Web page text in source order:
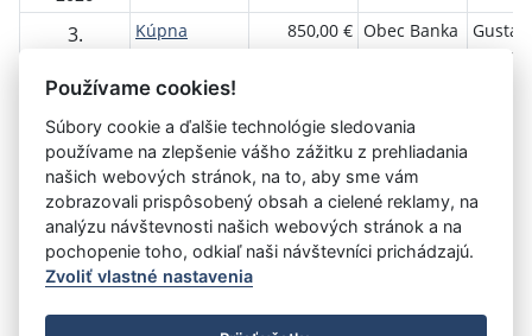
3.
2026
Kúpna
038/2026
850,00 € Obec Banka
Gustav
a Anna
1Aktuálna
stránka
1
2 3 4 5 6 7 8 9 10
»
Úrad vlády SR
- Všetky práva vyhradené
Používame cookies!
Súbory cookie a ďalšie technológie sledovania
používame na zlepšenie vášho zážitku z prehliadania
našich webových stránok, na to, aby sme vám
zobrazovali prispôsobený obsah a cielené reklamy, na
analýzu návštevnosti našich webových stránok a na
pochopenie toho, odkiaľ naši návštevníci prichádzajú.
Zvoliť vlastné nastavenia